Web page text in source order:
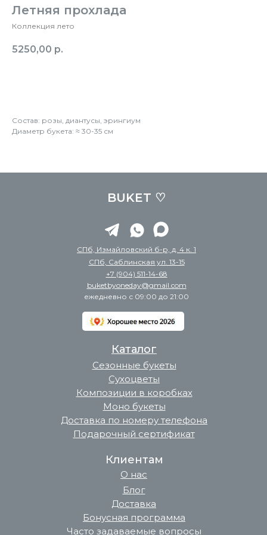
Летняя прохлада
Коллекция лето
5250,00 р.
Состав: розы, диантусы, эрингиум
Диаметр букета: ≈ 30-35 см
BUKET ♡
Каталог
Сезонные букеты
О нас
+7 (904) 511-14-68
buketbyoneday@gmail.com
ежедневно с 09:00 до 21:00
Доставка
Часто задаваемые вопросы
Сухоцветы
Композиции в коробках
Блог
СПб, Измайловский б-р, д. 4 к. 1
СПб, Саблинская ул. 13-15
Клиентам
Доставка по номеру телефона
Подарочный сертификат
Моно букеты
Бонусная программа